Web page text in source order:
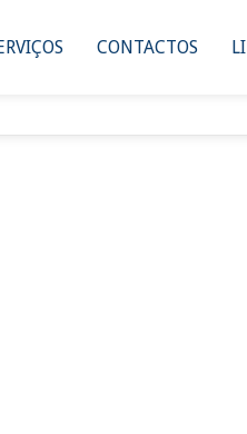
CONTACTOS